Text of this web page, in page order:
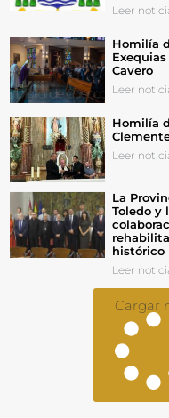
Leer
Homilía
Cavero
Leer
Homilía
Leer
La
Toledo y
histórico
Leer
Cargar